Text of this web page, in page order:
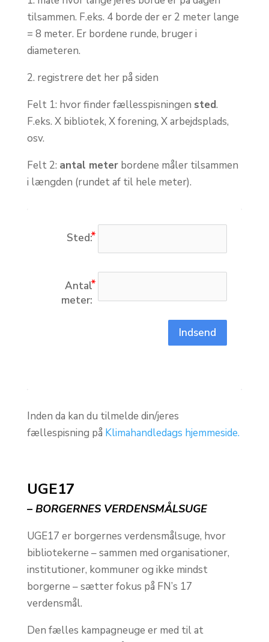
tilsammen. F.eks. 4 borde der er 2 meter lange
= 8 meter. Er bordene runde, bruger i
diameteren.
2. registrere det her på siden
Felt 1: hvor finder fællesspisningen sted.
F.eks. X bibliotek, X forening, X arbejdsplads,
osv.
Felt 2: antal meterbordene måler tilsammen
i længden (rundet af til hele meter).
Sted:
Antal
meter:
Indsend
Inden da kan du tilmelde din/jeres
fællespisning på Klimahandledags hjemmeside.
UGE17
– BORGERNES VERDENSMÅLSUGE
UGE17 er borgernes verdensmålsuge, hvor
bibliotekerne –sammen med organisationer,
institutioner, kommuner og ikke mindst
borgerne –sætter fokus på FN’s 17
verdensmål.
Den fælles kampagneuge er med til at